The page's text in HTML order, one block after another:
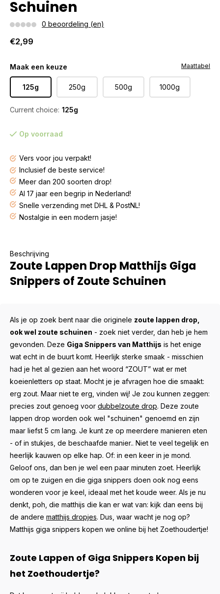
Schuinen
0 beoordeling (en)
€2,99
Maak een keuze
125g 250g 500g 1000g
Current choice: 125g
Maattabel
Op voorraad
Vers voor jou verpakt!
Inclusief de beste service!
Meer dan 200 soorten drop!
Al 17 jaar een begrip in Nederland!
Snelle verzending met DHL & PostNL!
Nostalgie in een modern jasje!
Beschrijving
Zoute Lappen Drop Matthijs Giga
Snippers of Zoute Schuinen
Als je op zoek bent naar die originele zoute lappen drop,
ook wel zoute schuinen - zoek niet verder, dan heb je hem
gevonden. Deze Giga Snippers van Matthijs is het enige
wat echt in de buurt komt. Heerlijk sterke smaak - misschien
had je het al gezien aan het woord “ZOUT” wat er met
koeienletters op staat. Mocht je je afvragen hoe die smaakt:
erg zout. Maar niet te erg, vinden wij! Je zou kunnen zeggen:
precies zout genoeg voor dubbelzoute drop. Deze zoute
lappen drop worden ook wel "schuinen" genoemd en zijn
maar liefst 5 cm lang. Je kunt ze op meerdere manieren eten
- of in stukjes, de beschaafde manier.. Niet te veel tegelijk en
heerlijk kauwen op elke hap. Of: in een keer in je mond.
Geloof ons, dan ben je wel een paar minuten zoet. Heerlijk
om op te zuigen en die giga snippers doen ook nog eens
wonderen voor je keel, ideaal met het koude weer. Als je nu
denkt, poh, die matthijs die kan er wat van: kijk dan eens bij
de andere matthijs dropjes. Dus, waar wacht je nog op?
Matthijs giga snippers kopen we online bij het Zoethoudertje!
Zoute Lappen of Giga Snippers Kopen bij
het Zoethoudertje?